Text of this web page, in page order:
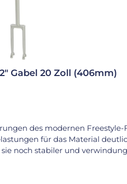
Gabel 20 Zoll (406mm)
des modernen
für das Material
noch stabiler und